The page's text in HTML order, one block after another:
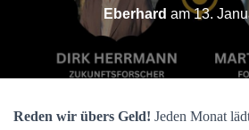
Eberhard am13.
Reden wir übers Geld! Jeden Monat